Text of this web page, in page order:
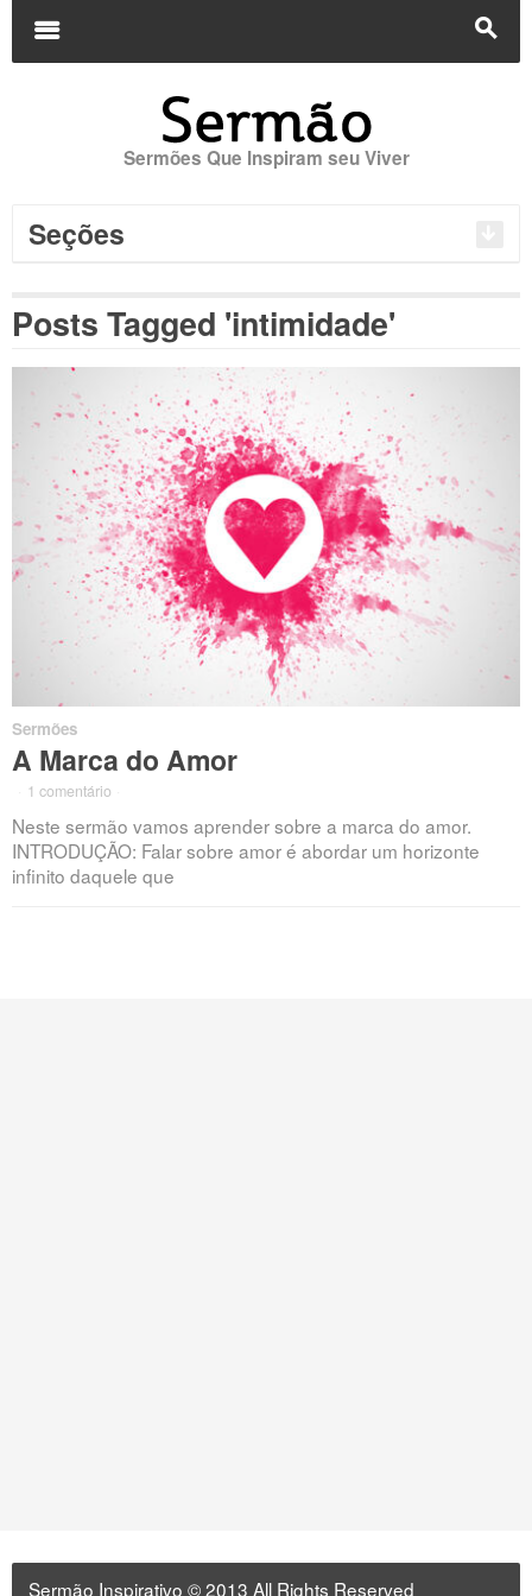
s
m
Sermões Que Inspiram seu Viver
Seções
Posts Tagged 'intimidade'
Sermões
A Marca do Amor
1 comentário
Neste sermão vamos aprender sobre a marca do amor.
INTRODUÇÃO: Falar sobre amor é abordar um horizonte
infinito daquele que
Sermão Inspirativo © 2013 All Rights Reserved